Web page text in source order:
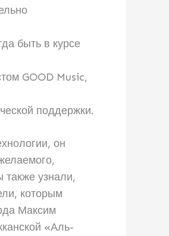
быть в курсе
GOOD Music,
поддержки.
он
также узнали,
которым
Максим
«Аль-